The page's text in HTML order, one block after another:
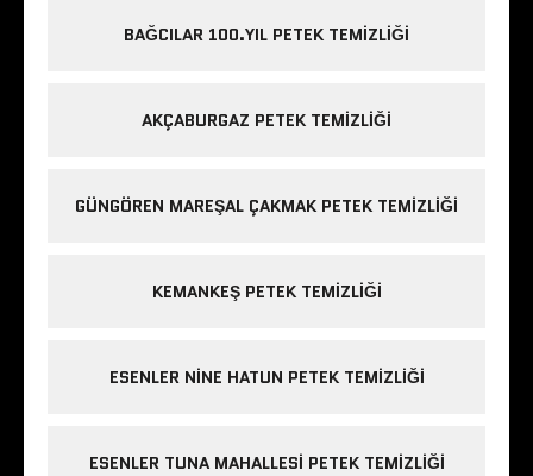
BAĞCILAR 100.YIL PETEK TEMIZLIĞI
AKÇABURGAZ PETEK TEMIZLIĞI
GÜNGÖREN MAREŞAL ÇAKMAK PETEK TEMIZLIĞI
KEMANKEŞ PETEK TEMIZLIĞI
ESENLER NINE HATUN PETEK TEMIZLIĞI
ESENLER TUNA MAHALLESI PETEK TEMIZLIĞI